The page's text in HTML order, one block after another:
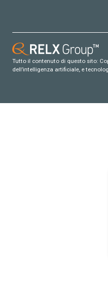
Tutto il contenuto di questo sito:
dell’intelligenza artificiale, e